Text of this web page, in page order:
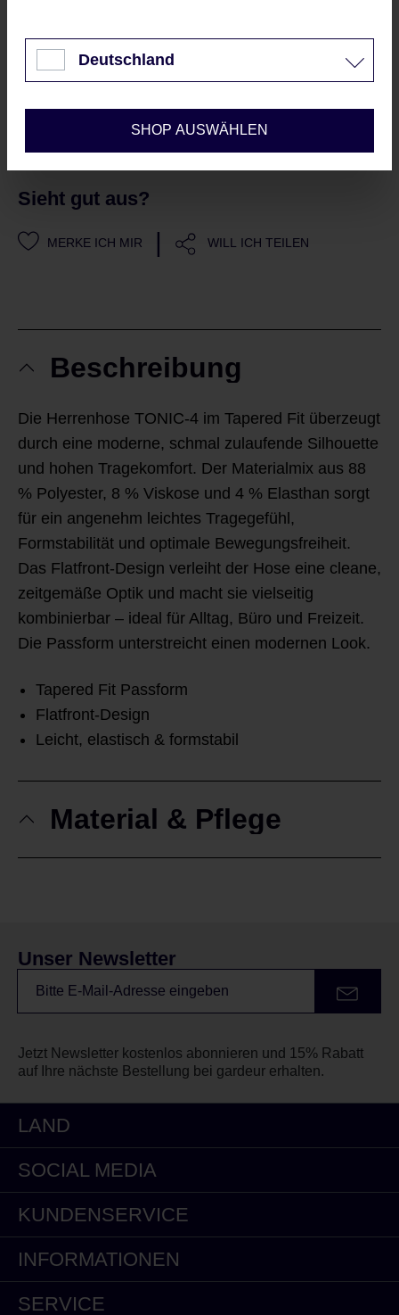
IN DEN WARENKORB
Sieht gut aus?
MERKE ICH MIR | WILL ICH TEILEN
Beschreibung
Die Herrenhose TONIC-4 im Tapered Fit überzeugt
durch eine moderne, schmal zulaufende Silhouette
und hohen Tragekomfort. Der Materialmix aus 88
% Polyester, 8 % Viskose und 4 % Elasthan sorgt
für ein angenehm leichtes Tragegefühl,
Formstabilität und optimale Bewegungsfreiheit.
Das Flatfront-Design verleiht der Hose eine cleane,
zeitgemäße Optik und macht sie vielseitig
kombinierbar – ideal für Alltag, Büro und Freizeit.
Die Passform unterstreicht einen modernen Look.
Tapered Fit Passform
Flatfront-Design
Leicht, elastisch & formstabil
Material & Pflege
Unser Newsletter
Jetzt Newsletter kostenlos abonnieren und 15% Rabatt
auf Ihre nächste Bestellung bei gardeur erhalten.
LAND
SOCIAL MEDIA
KUNDENSERVICE
INFORMATIONEN
SERVICE
Deutschland
SHOP AUSWÄHLEN
Konfigurieren